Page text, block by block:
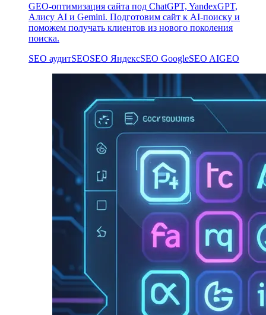
GEO-оптимизация сайта под ChatGPT, YandexGPT,
Алису AI и Gemini. Подготовим сайт к AI-поиску и
поможем получать клиентов из нового поколения
поиска.
SEO аудитSEOSEO ЯндексSEO GoogleSEO AIGEO